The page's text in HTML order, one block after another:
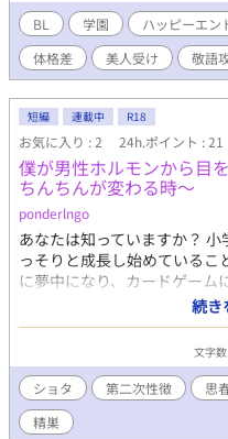
ゲオルグだった。 てっきり
のだと思っていたアリステ
と身体をゲオルグの『少し意
愛し可愛がってくれるご奉仕
では眠れない身体にされてし
んな自分をどうしても許せず
った彼に激しい苛立ちと不信
委員になどなったのか、そこ
かったのかと疑いながらも、
た女にされてしまう……的な
なあらすじですが最終的には
ライトノベルズさんにも掲載
BL 学園 ハッピーエン
体格差
美人受け 敬語
短編 連載中 R18
お気に入り : 2 24h.ポイント : 21
僕が男性ホルモンから目
ちんちんが変わる時～
ponderlngo
あなたは知っていますか？
っそりと成長し始めているこ
に夢中になり、カードゲーム
からどう見ても、ただの子供
男性ホルモンが静かに分泌さ
づかない。 気づいた時には
んは、いつの間にか逞しい大
の物語は、そんな「気づかれ
緒に覗き込む記録だ。 僕が
るのか。
続き
文字
ショタ 第二次性徴 思
精巣